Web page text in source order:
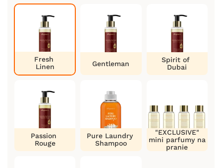
Fresh
Linen
Gentleman
Spirit of
Dubai
Passion
Rouge
Pure Laundry
Shampoo
"EXCLUSIVE"
mini parfumy na
pranie